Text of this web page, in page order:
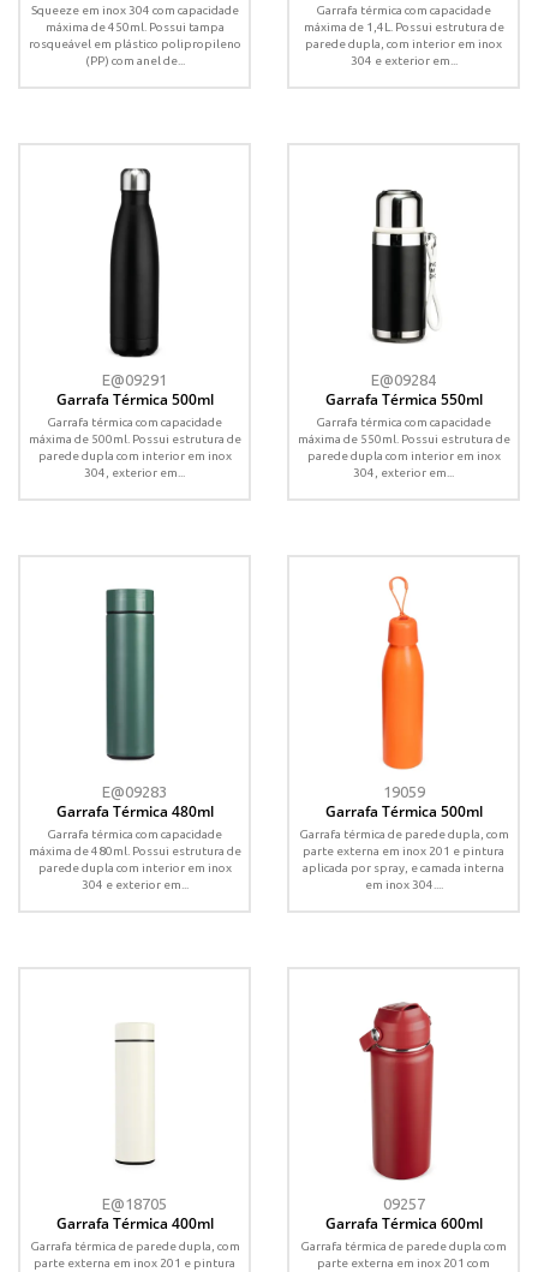
Squeeze em inox 304 com capacidade
máxima de 450ml. Possui tampa
rosqueável em plástico polipropileno
(PP) com anel de...
Garrafa térmica com capacidade
máxima de 1,4L. Possui estrutura de
parede dupla, com interior em inox
304 e exterior em...
E@09291
Garrafa Térmica 500ml
Garrafa térmica com capacidade
máxima de 500ml. Possui estrutura de
parede dupla com interior em inox
304, exterior em...
E@09284
Garrafa Térmica 550ml
Garrafa térmica com capacidade
máxima de 550ml. Possui estrutura de
parede dupla com interior em inox
304, exterior em...
E@09283
Garrafa Térmica 480ml
Garrafa térmica com capacidade
máxima de 480ml. Possui estrutura de
parede dupla com interior em inox
304 e exterior em...
19059
Garrafa Térmica 500ml
Garrafa térmica de parede dupla, com
parte externa em inox 201 e pintura
aplicada por spray, e camada interna
em inox 304....
E@18705
Garrafa Térmica 400ml
Garrafa térmica de parede dupla, com
parte externa em inox 201 e pintura
09257
Garrafa Térmica 600ml
Garrafa térmica de parede dupla com
parte externa em inox 201 com